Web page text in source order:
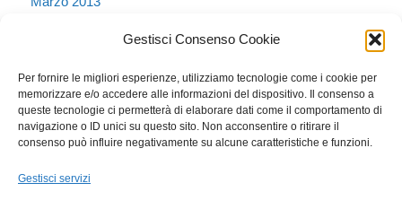
Gestisci Consenso Cookie
Per fornire le migliori esperienze, utilizziamo tecnologie come i cookie per
memorizzare e/o accedere alle informazioni del dispositivo. Il consenso a
queste tecnologie ci permetterà di elaborare dati come il comportamento di
navigazione o ID unici su questo sito. Non acconsentire o ritirare il
consenso può influire negativamente su alcune caratteristiche e funzioni.
Gestisci servizi
Dicembre 2012
Ottobre 2011
Dicembre 2010
Novembre 2010
Settembre 2010